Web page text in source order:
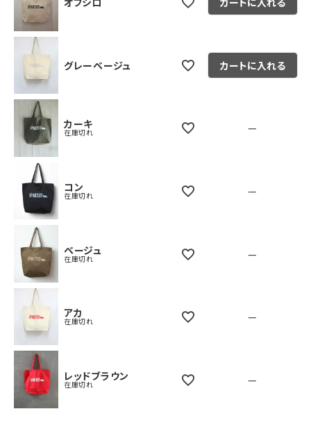
グレーベージュ カートに入れる
カーキ
在庫切れ —
コン
在庫切れ —
ベージュ
在庫切れ —
アカ
在庫切れ —
レッドブラウン
在庫切れ —